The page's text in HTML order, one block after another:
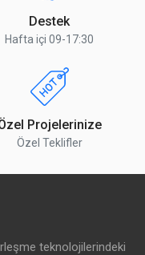
Destek
Hafta içi 09-17:30
Projelerinize
Özel Teklifler
teknolojilerindeki